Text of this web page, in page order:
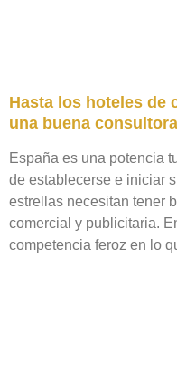
Hasta los hoteles de
una buena
España es una potencia
de establecerse e iniciar
estrellas necesitan tener
comercial y publicitaria.
competencia feroz en lo